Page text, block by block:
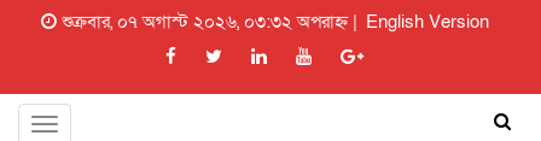
শুক্রবার, ০৭ অগাস্ট ২০২৬, ০৩:৩২ অপরাহ্ন | English Version
Toggle